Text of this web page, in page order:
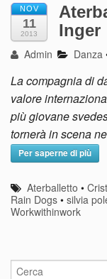
NOV
11
2013
Inger
Admin Danza
La compagnia di
valore
più giovane
tornerà in scena
Per saperne di più
Aterballetto •
Rain Dogs • silvia
Workwithinwork